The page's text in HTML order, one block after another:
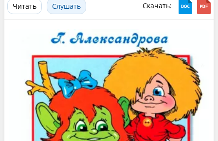
Читать Слушать Скачать: